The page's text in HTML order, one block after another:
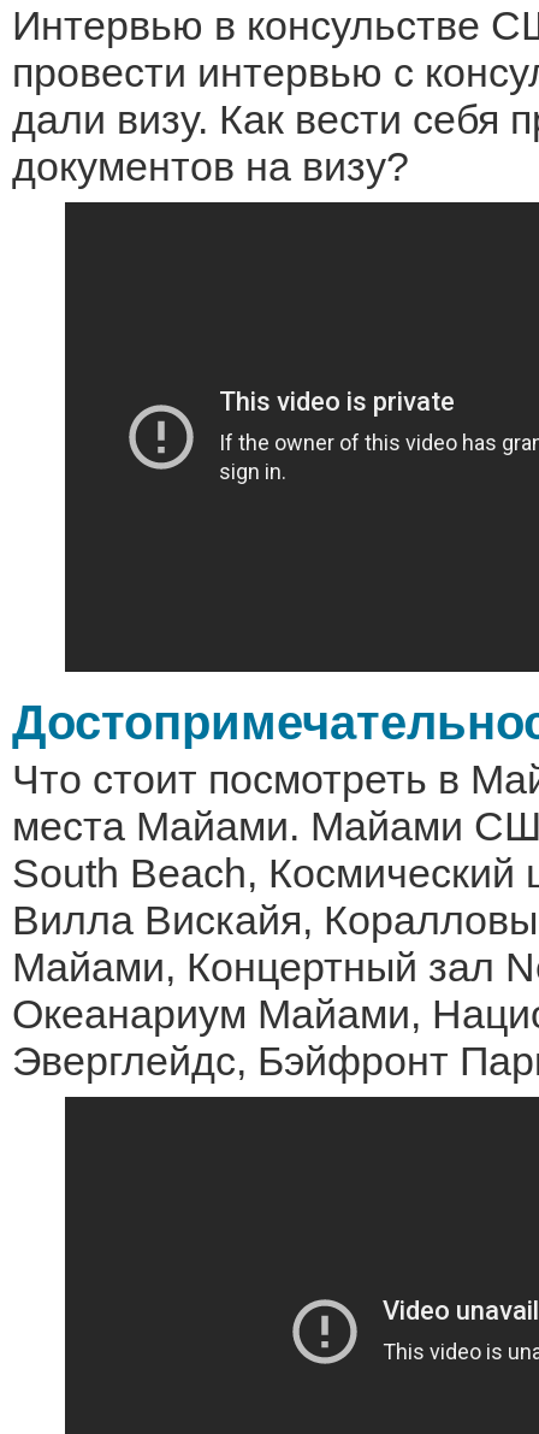
Интервью в консульстве
провести интервью с
дали визу. Как вести себя
документов на визу?
Что стоит посмотреть в
места Майами. Майами
South Beach, Космический
Вилла Вискайя,
Майами, Концертный зал
Океанариум Майами,
Эверглейдс, Бэйфронт